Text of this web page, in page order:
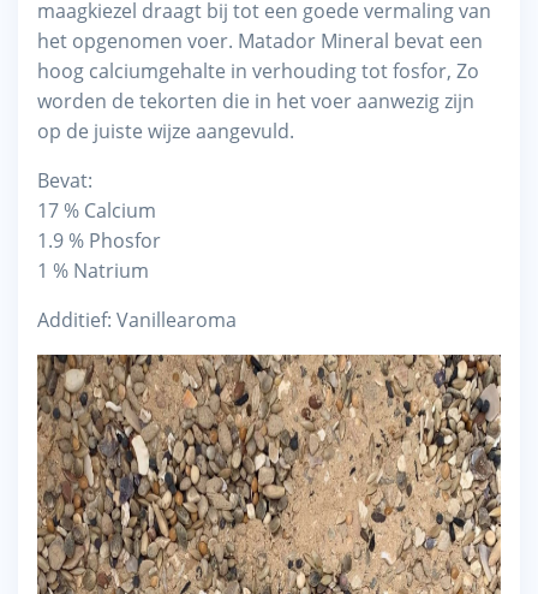
maagkiezel draagt bij tot een goede vermaling van
het opgenomen voer. Matador Mineral bevat een
hoog calciumgehalte in verhouding tot fosfor, Zo
worden de tekorten die in het voer aanwezig zijn
op de juiste wijze aangevuld.
Bevat:
17 % Calcium
1.9 % Phosfor
1 % Natrium
Additief: Vanillearoma